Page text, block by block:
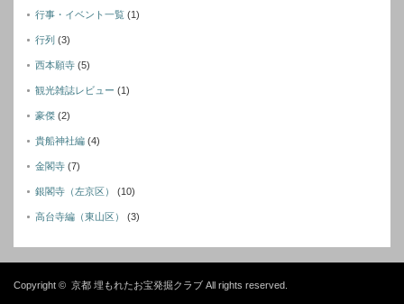
行事・イベント一覧 (1)
行列 (3)
西本願寺 (5)
観光雑誌レビュー (1)
豪傑 (2)
貴船神社編 (4)
金閣寺 (7)
銀閣寺（左京区） (10)
高台寺編（東山区） (3)
Copyright © 京都 埋もれたお宝発掘クラブ All rights reserved.